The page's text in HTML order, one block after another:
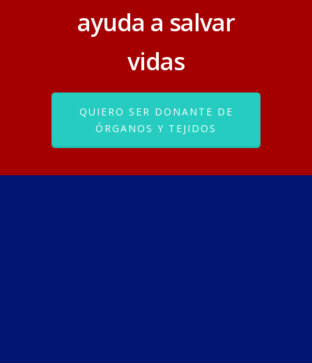
ayuda a salvar
vidas
QUIERO SER DONANTE DE
ÓRGANOS Y TEJIDOS